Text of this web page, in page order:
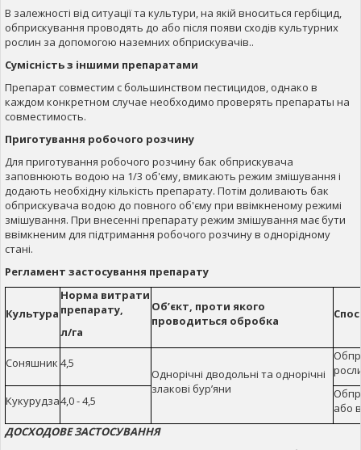
В залежності від ситуації та культури, на якій вноситься гербіцид,
обприскування проводять до або після появи сходів культурних
рослин за допомогою наземних обприскувачів..
Сумісність з іншими препаратами
Препарат совместим с большинством пестицидов, однако в
каждом конкретном случае необходимо проверять препараты на
совместимость.
Приготування робочого розчину
Для приготування робочого розчину бак обприскувача
заповнюють водою на 1/3 об'єму, вмикають режим змішування і
додають необхідну кількість препарату. Потім доливають бак
обприскувача водою до повного об'єму при ввімкненому режимі
змішування. При внесенні препарату режим змішування має бути
ввімкненим для підтримання робочого розчину в однорідному
стані.
Регламент застосування препарату
Культура
Норма витрати
препарату,
л/га
Об’єкт, проти якого
проводиться обробка
Соняшник 4,5
Однорічні дводольні та однорічні
злакові бур’яни
Кукурудза4,0 - 4,5
або
ДОСХОДОВЕ ЗАСТОСУВАННЯ